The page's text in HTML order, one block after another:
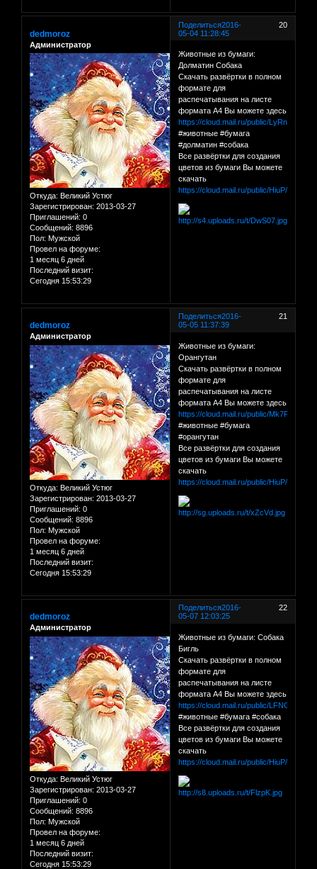
Поделиться 20
2016-
05-04 11:28:45
dedmoroz
Администратор
Откуда: Великий Устюг
Зарегистрирован: 2013-03-27
Приглашений: 0
Сообщений: 8896
Пол: Мужской
Провел на форуме:
1 месяц 6 дней
Последний визит:
Сегодня 15:53:29
Животные из бумаги:
Долматин Собака
Скачать развёртки в полном
формате для
распечатывания на листе
формата А4 Вы можете здесь
https://cloud.mail.ru/public/LyRn/
#животные #бумага
#долматин #собака
Все развёртки для создания
цветов из бумаги Вы можете
скачать
https://cloud.mail.ru/public/HiuP/
Поделиться 21
2016-
05-05 11:37:39
dedmoroz
Администратор
Откуда: Великий Устюг
Зарегистрирован: 2013-03-27
Приглашений: 0
Сообщений: 8896
Пол: Мужской
Провел на форуме:
1 месяц 6 дней
Последний визит:
Сегодня 15:53:29
Животные из бумаги:
Орангутан
Скачать развёртки в полном
формате для
распечатывания на листе
формата А4 Вы можете здесь
https://cloud.mail.ru/public/Mk7P/
#животные #бумага
#орангутан
Все развёртки для создания
цветов из бумаги Вы можете
скачать
https://cloud.mail.ru/public/HiuP/
Поделиться 22
2016-
05-07 12:03:25
dedmoroz
Администратор
Откуда: Великий Устюг
Зарегистрирован: 2013-03-27
Приглашений: 0
Сообщений: 8896
Пол: Мужской
Провел на форуме:
1 месяц 6 дней
Последний визит:
Сегодня 15:53:29
Животные из бумаги: Собака
Бигль
Скачать развёртки в полном
формате для
распечатывания на листе
формата А4 Вы можете здесь
https://cloud.mail.ru/public/LFNG/
#животные #бумага #собака
Все развёртки для создания
цветов из бумаги Вы можете
скачать
https://cloud.mail.ru/public/HiuP/